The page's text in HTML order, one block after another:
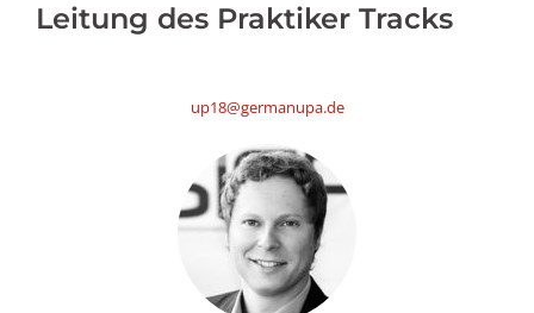
Leitung des Praktiker Tracks
up18@germanupa.de